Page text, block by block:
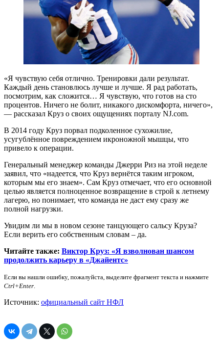
«Я чувствую себя отлично. Тренировки дали результат.
Каждый день становлюсь лучше и лучше. Я рад работать,
посмотрим, как сложится… Я чувствую, что готов на сто
процентов. Ничего не болит, никакого дискомфорта, ничего»,
— рассказал Круз о своих ощущениях порталу NJ.com.
В 2014 году Круз порвал подколенное сухожилие,
усугублённое повреждением икроножной мышцы, что
привело к операции.
Генеральный менеджер команды Джерри Риз на этой неделе
заявил, что «надеется, что Круз вернётся таким игроком,
которым мы его знаем». Сам Круз отмечает, что его основной
целью является полноценное возвращение в строй к летнему
лагерю, но понимает, что команда не даст ему сразу же
полной нагрузки.
Увидим ли мы в новом сезоне танцующего сальсу Круза?
Если верить его собственным словам – да.
Читайте также: Виктор Круз: «Я взволнован шансом
продолжить карьеру в «Джайентс»
Если вы нашли ошибку, пожалуйста, выделите фрагмент текста и нажмите
Ctrl+Enter.
Источник: официальный сайт НФЛ